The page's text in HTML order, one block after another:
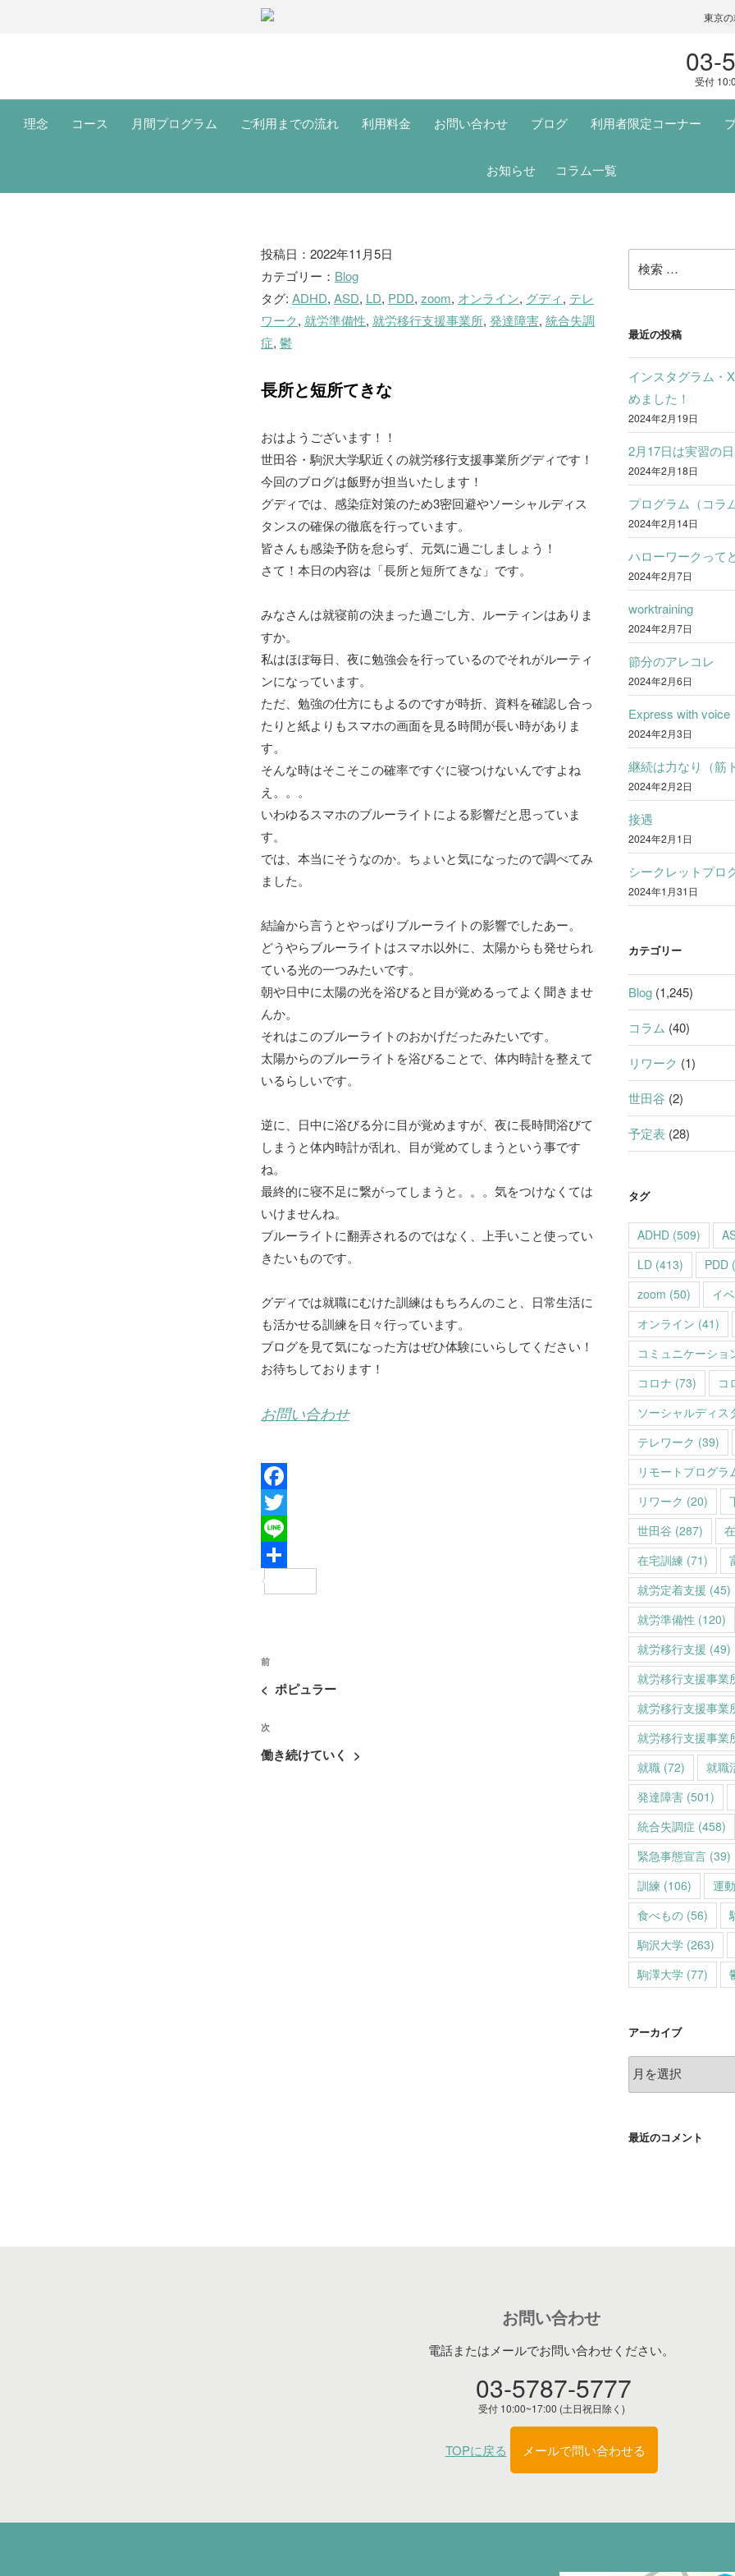
東京
03-
受付
理念 コース 月間プログラム ご利用までの流れ 利用料金 お問い合わせ ブログ 利用者限定コーナー
お知らせ コラム一覧
ブ
ロ
グ
投稿日：2022年11月5日
カテゴリー： Blog
タグ: ADHD, ASD, LD, PDD, zoom, オンライン, グディ, テレ
ワーク, 就労準備性, 就労移行支援事業所, 発達障害, 統合失調
症, 鬱
長所と短所てきな
おはようございます！！
世田谷・駒沢大学駅近くの就労移行支援事業所グディです！
今回のブログは飯野が担当いたします！
グディでは、感染症対策のため3密回避やソーシャルディス
タンスの確保の徹底を行っています。
皆さんも感染予防を怠らず、元気に過ごしましょう！
さて！本日の内容は「長所と短所てきな」です。
みなさんは就寝前の決まった過ごし方、ルーティンはありま
すか。
私はほぼ毎日、夜に勉強会を行っているのでそれがルーティ
ンになっています。
ただ、勉強の仕方にもよるのですが時折、資料を確認し合っ
たりと紙よりもスマホの画面を見る時間が長い時がありま
す。
そんな時はそこそこの確率ですぐに寝つけないんですよね
え。。。
いわゆるスマホのブルーライトによる影響だと思っていま
す。
では、本当にそうなのか。ちょいと気になったので調べてみ
ました。
結論から言うとやっぱりブルーライトの影響でしたあー。
どうやらブルーライトはスマホ以外に、太陽からも発せられ
ている光の一つみたいです。
朝や日中に太陽の光を浴びると目が覚めるってよく聞きませ
んか。
それはこのブルーライトのおかげだったみたいです。
太陽からのブルーライトを浴びることで、体内時計を整えて
いるらしいです。
逆に、日中に浴びる分に目が覚めますが、夜に長時間浴びて
しまうと体内時計が乱れ、目が覚めてしまうという事です
ね。
最終的に寝不足に繋がってしまうと。。。気をつけなくては
いけませんね。
ブルーライトに翻弄されるのではなく、上手いこと使ってい
きたいものです。
グディでは就職にむけた訓練はもちろんのこと、日常生活に
も活かせる訓練を日々行っています。
ブログを見て気になった方はぜひ体験にいらしてください！
お待ちしております！
お問い合わせ
F
a
c
e
o
k
T
w
i
e
r
L
i
投
稿
ナ
ビ
ゲ
ー
過
去
投
稿
前
< ポピュラー
次
の
次
働き続けていく >
索:
最近の投稿
インスタグラム・
めました！
2024年2月19日
2月17日は実習の
2024年2月18日
プログラム（コラ
2024年2月14日
ハローワークって
2024年2月7日
worktraining
2024年2月7日
節分のアレコレ
2024年2月6日
Express with voice
2024年2月3日
継続は力なり（筋
2024年2月2日
接遇
2024年2月1日
シークレットプロ
2024年1月31日
カテゴリー
Blog (1,245)
コラム (40)
リワーク (1)
世田谷 (2)
予定表 (28)
タグ
ADHD (509)
LD (413) PDD
zoom (50) イ
オンライン (41)
コミュニケーショ
コロナ (73) コ
ソーシャルディス
テレワーク (39)
リモートプログラ
リワーク (20)
世田谷 (287)
在宅訓練 (71)
就労定着支援 (45)
就労準備性 (120)
就労移行支援 (49)
就労移行支援事業
就労移行支援事
就労移行支援事業
就職 (72) 就職
発達障害 (501)
統合失調症 (458)
緊急事態宣言 (39)
訓練 (106) 運動
食べもの (56)
駒沢大学 (263)
駒澤大学 (77)
アーカイブ
ア
ー
イ
最近のコメント
お問い合わせ
電話またはメールでお問い合わせください。
03-5787-5777
受付 10:00~17:00 (土日祝日除く)
TOPに戻る メールで問い合わせる